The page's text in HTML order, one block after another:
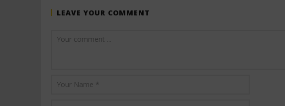
LEAVE YOUR COMMENT